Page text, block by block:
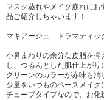
マスク蒸れやメイク崩れに
品ご紹介しちゃいます！
マキアージュ ドラマティッ
小鼻まわりの余分な皮脂を
し、つるんとした肌仕上がり
グリーンのカラーが赤味も消
少量をいつものベースメイク
チューブタイプなので、お化